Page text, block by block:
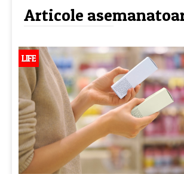
Articole
LIFE